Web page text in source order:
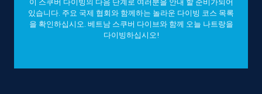
있습니다. 주요 국제 협회와 함께하는 놀라운 다이빙 코스 목록
을 확인하십시오. 베트남 스쿠버 다이브와 함께 오늘 나트랑을
다이빙하십시오!